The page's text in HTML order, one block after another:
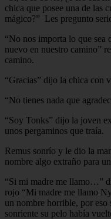
chica que posee una de las
mágico?” Les pregunto
“No nos importa lo que sea
nuevo en nuestro camino”
camino.
“Gracias” dijo la chica con
“No tienes nada que
“Soy Tonks” dijo la joven
unos pergaminos que traía.
Remus sonrío y le dio la
nombre algo extraño para
“Si mi madre me llamo…”
rojo “Mi madre me llamo
un nombre horrible, por
sonriente su pelo había